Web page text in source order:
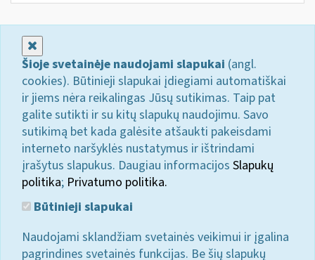
Šioje svetainėje naudojami slapukai (angl.
cookies). Būtinieji slapukai įdiegiami automatiškai
ir jiems nėra reikalingas Jūsų sutikimas. Taip pat
galite sutikti ir su kitų slapukų naudojimu. Savo
sutikimą bet kada galėsite atšaukti pakeisdami
interneto naršyklės nustatymus ir ištrindami
įrašytus slapukus. Daugiau informacijos Slapukų
politika; Privatumo politika.
Būtinieji slapukai
Naudojami sklandžiam svetainės veikimui ir įgalina
pagrindines svetainės funkcijas. Be šių slapukų